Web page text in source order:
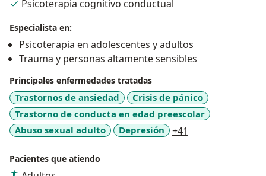
Psicoterapia cognitivo conductual
Especialista en:
Psicoterapia en adolescentes y adultos
Trauma y personas altamente sensibles
Principales enfermedades tratadas
Trastornos de ansiedad
Crisis de pánico
Trastorno de conducta en edad preescolar
Abuso sexual adulto
Depresión +41
Pacientes que atiendo